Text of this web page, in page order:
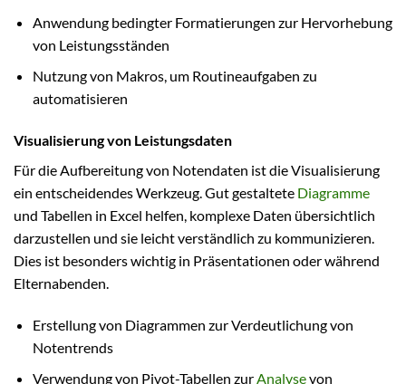
Anwendung bedingter Formatierungen zur Hervorhebung
von Leistungsständen
Nutzung von Makros, um Routineaufgaben zu
automatisieren
Visualisierung von Leistungsdaten
Für die Aufbereitung von Notendaten ist die Visualisierung
ein entscheidendes Werkzeug. Gut gestaltete Diagramme
und Tabellen in Excel helfen, komplexe Daten übersichtlich
darzustellen und sie leicht verständlich zu kommunizieren.
Dies ist besonders wichtig in Präsentationen oder während
Elternabenden.
Erstellung von Diagrammen zur Verdeutlichung von
Notentrends
Verwendung von Pivot-Tabellen zurAnalysevon